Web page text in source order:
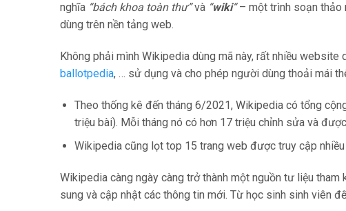
nghĩa “bách khoa toàn thư”và “wiki“– một trình soạn thảo
dùng trên nền tảng web.
Không phải mình Wikipedia dùng mã này, rất nhiều website
ballotpedia, … sử dụng và cho phép người dùng thoải mái
Theo thống kê đến tháng 6/2021, Wikipedia có tổng
triệu bài). Mỗi tháng nó có hơn 17 triệu chỉnh sửa và
Wikipedia cũng lọt top 15 trang web được truy cập
Wikipedia càng ngày càng trở thành một nguồn tư liệu
sung và cập nhật các thông tin mới. Từ học sinh sinh viên